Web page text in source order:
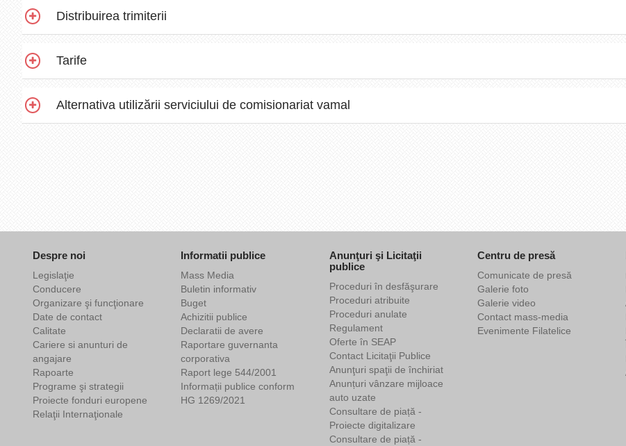
Distribuirea trimiterii
Tarife
Alternativa utilizării serviciului de comisionariat vamal
Despre noi
Legislaţie
Conducere
Organizare şi funcţionare
Date de contact
Calitate
Cariere si anunturi de
angajare
Rapoarte
Programe şi strategii
Proiecte fonduri europene
Relaţii Internaţionale
Informatii publice
Mass Media
Buletin informativ
Buget
Achizitii publice
Declaratii de avere
Raportare guvernanta
corporativa
Raport lege 544/2001
Informații publice conform
HG 1269/2021
Anunţuri şi Licitaţii
publice
Proceduri în desfăşurare
Proceduri atribuite
Proceduri anulate
Regulament
Oferte în SEAP
Contact Licitaţii Publice
Anunţuri spaţii de închiriat
Anunțuri vânzare mijloace
auto uzate
Consultare de piață -
Proiecte digitalizare
Consultare de piață -
Centru de presă
Comunicate de presă
Galerie foto
Galerie video
Contact mass-media
Evenimente Filatelice